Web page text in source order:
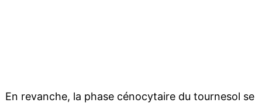
En revanche, la phase cénocytaire du tournesol se